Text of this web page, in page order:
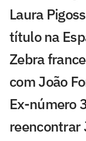
Laura
título na
Zebra
com João
Ex-número
reencontrar